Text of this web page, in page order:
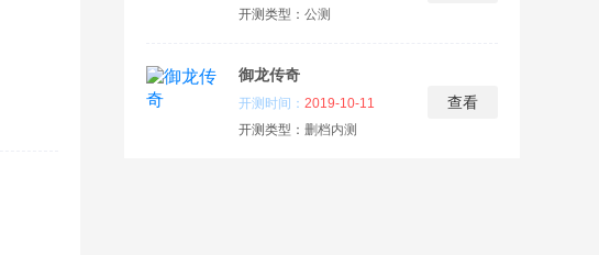
开测类型： 公测
御龙传奇
开测时间： 2019-10-11
开测类型： 删档内测
查看